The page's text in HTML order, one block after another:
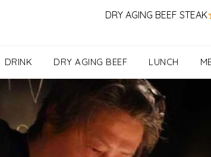
DRY AGING BEEF STEAK
DRINK DRY AGING BEEF LUNCH